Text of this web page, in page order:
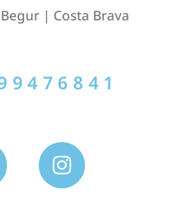
| Costa Brava